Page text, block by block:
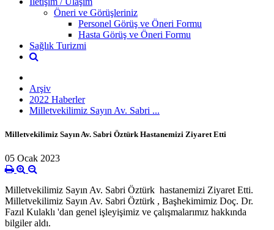
Öneri ve Görüşleriniz
Personel Görüş ve Öneri Formu
Hasta Görüş ve Öneri Formu
Sağlık Turizmi
Arşiv
2022 Haberler
Milletvekilimiz Sayın Av. Sabri ...
Milletvekilimiz Sayın Av. Sabri Öztürk Hastanemizi Ziyaret Etti
05 Ocak 2023
Milletvekilimiz Sayın Av. Sabri Öztürk hastanemizi Ziyaret Etti.
Milletvekilimiz Sayın Av. Sabri Öztürk , Başhekimimiz Doç. Dr.
Fazıl Kulaklı 'dan genel işleyişimiz ve çalışmalarımız hakkında
bilgiler aldı.